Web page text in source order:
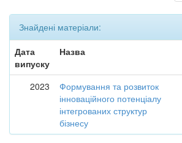
Знайдені матеріали:
Дата
випуску
Назва
2023
Формування та розвиток
інноваційного потенціалу
інтегрованих структур
бізнесу